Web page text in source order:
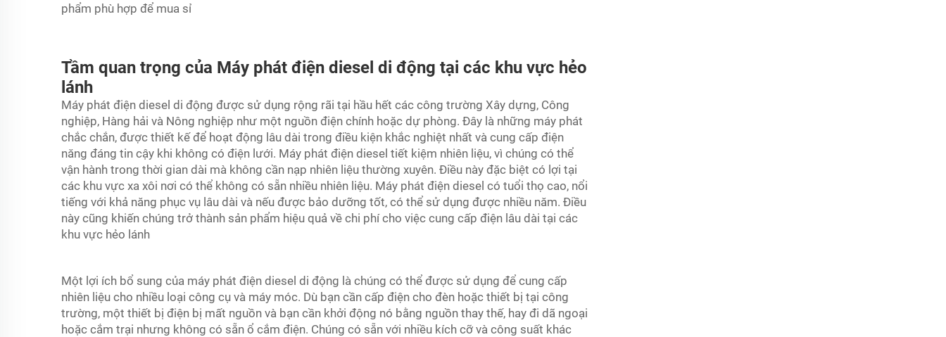
phẩm phù hợp để mua sỉ
Tầm quan trọng của Máy phát điện diesel di động tại các khu vực hẻo
lánh
Máy phát điện diesel di động được sử dụng rộng rãi tại hầu hết các công trường Xây dựng, Công
nghiệp, Hàng hải và Nông nghiệp như một nguồn điện chính hoặc dự phòng. Đây là những máy phát
chắc chắn, được thiết kế để hoạt động lâu dài trong điều kiện khắc nghiệt nhất và cung cấp điện
năng đáng tin cậy khi không có điện lưới. Máy phát điện diesel tiết kiệm nhiên liệu, vì chúng có thể
vận hành trong thời gian dài mà không cần nạp nhiên liệu thường xuyên. Điều này đặc biệt có lợi tại
các khu vực xa xôi nơi có thể không có sẵn nhiều nhiên liệu. Máy phát điện diesel có tuổi thọ cao, nổi
tiếng với khả năng phục vụ lâu dài và nếu được bảo dưỡng tốt, có thể sử dụng được nhiều năm. Điều
này cũng khiến chúng trở thành sản phẩm hiệu quả về chi phí cho việc cung cấp điện lâu dài tại các
khu vực hẻo lánh
Một lợi ích bổ sung của máy phát điện diesel di động là chúng có thể được sử dụng để cung cấp
nhiên liệu cho nhiều loại công cụ và máy móc. Dù bạn cần cấp điện cho đèn hoặc thiết bị tại công
trường, một thiết bị điện bị mất nguồn và bạn cần khởi động nó bằng nguồn thay thế, hay đi dã ngoại
hoặc cắm trại nhưng không có sẵn ổ cắm điện. Chúng có sẵn với nhiều kích cỡ và công suất khác